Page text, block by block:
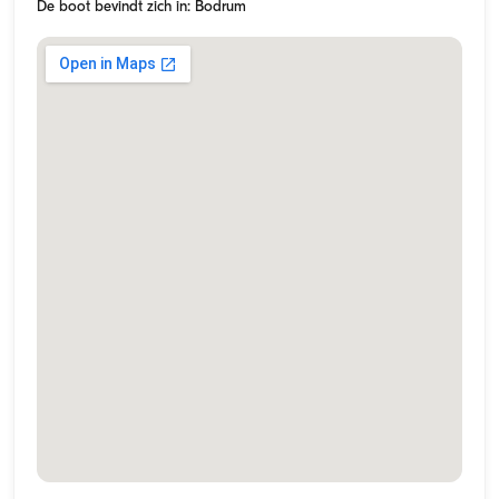
De boot bevindt zich in: Bodrum